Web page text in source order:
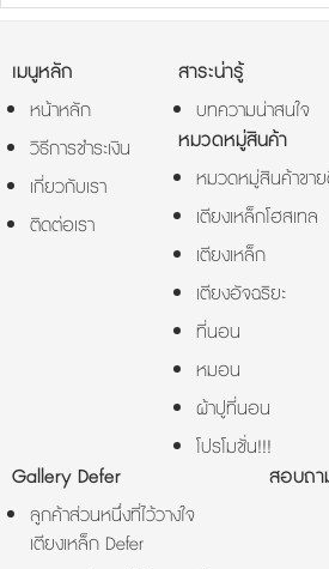
เมนูหลัก
หน้าหลัก
วิธีการชำระเงิน
เกี่ยวกับเรา
ติดต่อเรา
สาระน่ารู้
บทความน่าสนใจ
หมวดหมู่สินค้า
หมวดหมู่สินค้าขา
เตียงเหล็กโฮสเทล
เตียงเหล็ก
เตียงอัจฉริยะ
ที่นอน
หมอน
ผ้าปูที่นอน
โปรโมชั่น!!!
Gallery Defer
ลูกค้าส่วนหนึ่งที่ไว้วางใจ
เตียงเหล็ก Defer
สอบถา